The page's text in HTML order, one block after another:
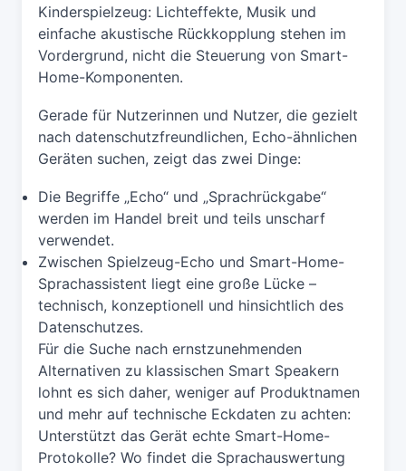
Kinderspielzeug: Lichteffekte, Musik und
einfache akustische Rückkopplung stehen im
Vordergrund, nicht die Steuerung von Smart-
Home-Komponenten.
Gerade für Nutzerinnen und Nutzer, die gezielt
nach datenschutzfreundlichen, Echo-ähnlichen
Geräten suchen, zeigt das zwei Dinge:
Die Begriffe „Echo“ und „Sprachrückgabe“
werden im Handel breit und teils unscharf
verwendet.
Zwischen Spielzeug-Echo und Smart-Home-
Sprachassistent liegt eine große Lücke –
technisch, konzeptionell und hinsichtlich des
Datenschutzes.
Für die Suche nach ernstzunehmenden
Alternativen zu klassischen Smart Speakern
lohnt es sich daher, weniger auf Produktnamen
und mehr auf technische Eckdaten zu achten:
Unterstützt das Gerät echte Smart-Home-
Protokolle? Wo findet die Sprachauswertung